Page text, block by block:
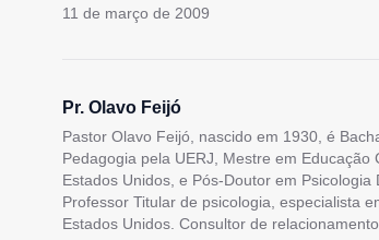
11 de março de 2009
Pr. Olavo Feijó
Pastor Olavo Feijó, nascido em 1930, é
Pedagogia pela UERJ, Mestre em
Estados Unidos, e Pós-Doutor em
Professor Titular de psicologia, especialista
Estados Unidos. Consultor de